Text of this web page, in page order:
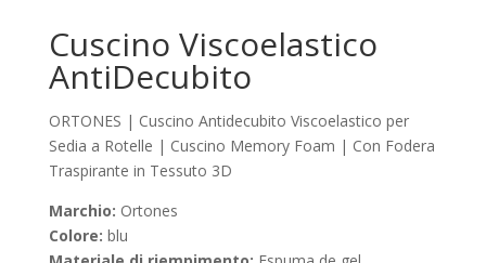
Cuscino Viscoelastico
AntiDecubito
ORTONES | Cuscino Antidecubito Viscoelastico per
Sedia a Rotelle | Cuscino Memory Foam | Con Fodera
Traspirante in Tessuto 3D
Marchio: Ortones
Colore: blu